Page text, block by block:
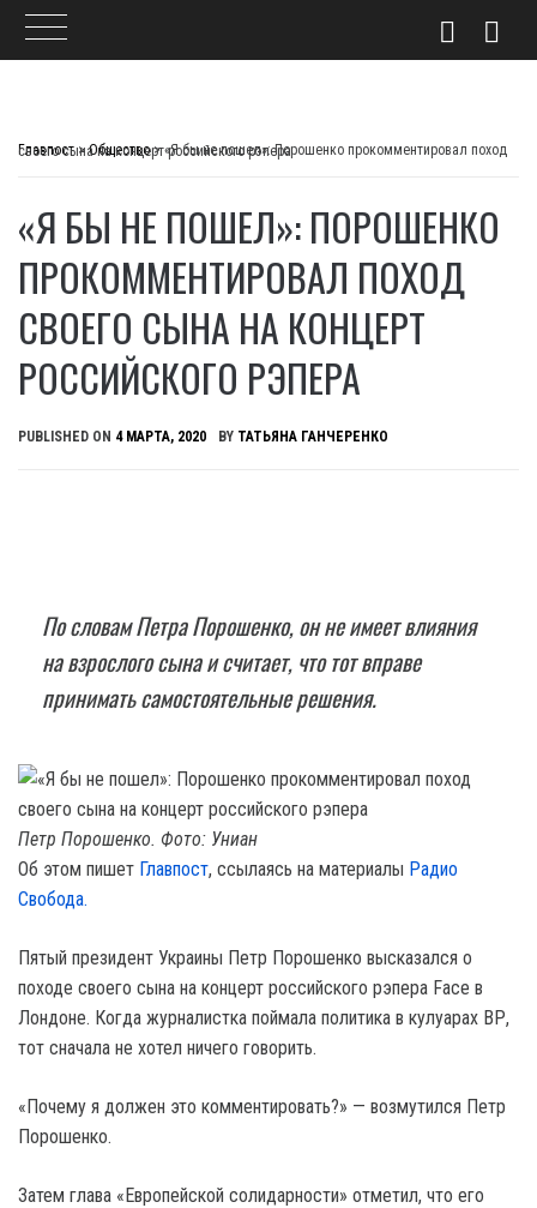
Главпост>Общество>
«Я бы не пошел»: Порошенко прокомментировал поход своего сына на концерт российского рэпера
«Я БЫ НЕ ПОШЕЛ»: ПОРОШЕНКО
ПРОКОММЕНТИРОВАЛ ПОХОД
СВОЕГО СЫНА НА КОНЦЕРТ
РОССИЙСКОГО РЭПЕРА
PUBLISHED ON 4 МАРТА, 2020 BY ТАТЬЯНА ГАНЧЕРЕНКО
По словам Петра Порошенко, он не имеет влияния
на взрослого сына и считает, что тот вправе
принимать самостоятельные решения.
Петр Порошенко. Фото: Униан
Об этом пишет Главпост, ссылаясь на материалы Радио
Свобода.
Пятый президент Украины Петр Порошенко высказался о
походе своего сына на концерт российского рэпера Face в
Лондоне. Когда журналистка поймала политика в кулуарах ВР,
тот сначала не хотел ничего говорить.
«Почему я должен это комментировать?» — возмутился Петр
Порошенко.
Затем глава «Европейской солидарности» отметил, что его